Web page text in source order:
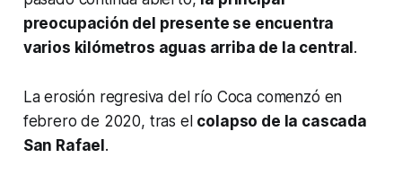
preocupación del presente se encuentra
varios kilómetros aguas arriba de la central.
La erosión regresiva del río Coca comenzó en
febrero de 2020, tras el colapso de la cascada
San Rafael.